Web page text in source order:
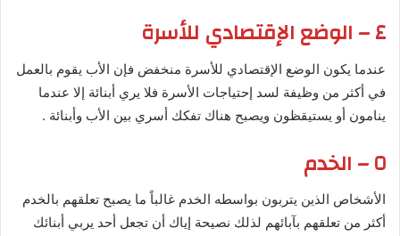
٤ – الوضع الإقتصادي للأسرة
عندما يكون الوضع الإقتصادي للأسرة منخفض فإن الأب يقوم بالعمل
في أكثر من وظيفة لسد إحتياجات الأسرة فلا يري أبنائة إلا عندما
ينامون أو يستيقظون ويصبح هناك تفكك أسري بين الأب وأبنائة .
٥ – الخدم
الأشخاص الذين يتربون بواسطه الخدم غالباً ما يصبح تعلقهم بالخدم
أكثر من تعلقهم بآبائهم لذلك نصيحة إياك أن تجعل أحد يربي أبنائك